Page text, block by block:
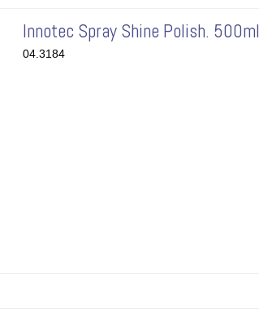
Innotec Spray Shine Polish. 500ml
04.3184